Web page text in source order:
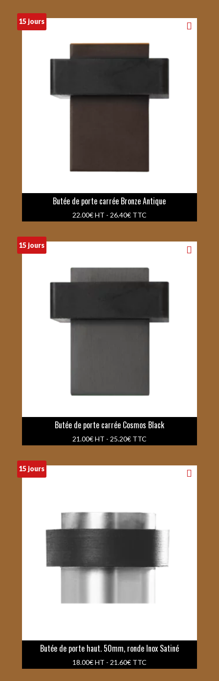
15 jours
Butée de porte carrée Bronze Antique
22.00€HT - 26.40€TTC
15 jours
Butée de porte carrée Cosmos Black
21.00€HT - 25.20€TTC
15 jours
Butée de porte haut. 50mm, ronde Inox Satiné
18.00€HT - 21.60€TTC